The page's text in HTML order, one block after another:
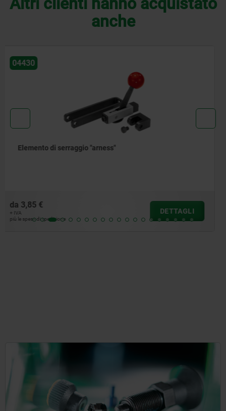
anche
04395
Supporti di staffaggio in acciaio
da87,78 €
più le spese di spedizione
DETTAGLI